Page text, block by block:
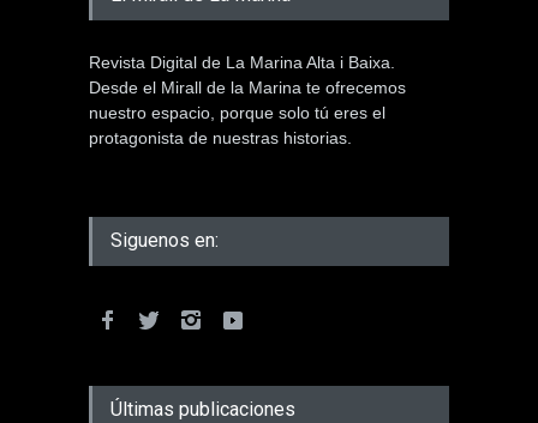
Revista Digital de La Marina Alta i Baixa.
Desde el Mirall de la Marina te ofrecemos
nuestro espacio, porque solo tú eres el
protagonista de nuestras historias.
Siguenos en:
Últimas publicaciones